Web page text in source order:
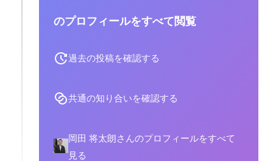
のプロフィールをすべて閲覧
過去の投稿を確認する
共通の知り合いを確認する
岡田 将太朗さんのプロフィールをすべて
見る